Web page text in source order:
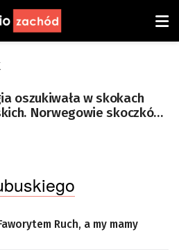
oszukiwała w skokach
Norwegowie skoczków
Ruch, a my mamy